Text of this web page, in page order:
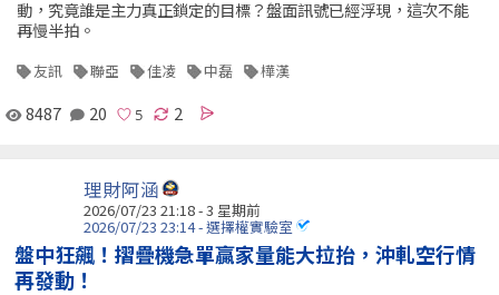
動，究竟誰是主力真正鎖定的目標？盤面訊號已經浮現，這次不能
再慢半拍。
友訊 聯亞 佳凌 中磊 樺漢
8487 20 2
理財阿涵
2026/07/23 21:18 - 3 星期前
2026/07/23 23:14 - 選擇權實驗室
盤中狂飆！摺疊機急單贏家量能大拉抬，沖軋空行情
再發動！